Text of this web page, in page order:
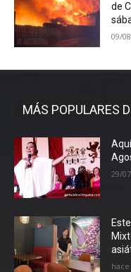
de
09/
MÁS POPULARES
29/